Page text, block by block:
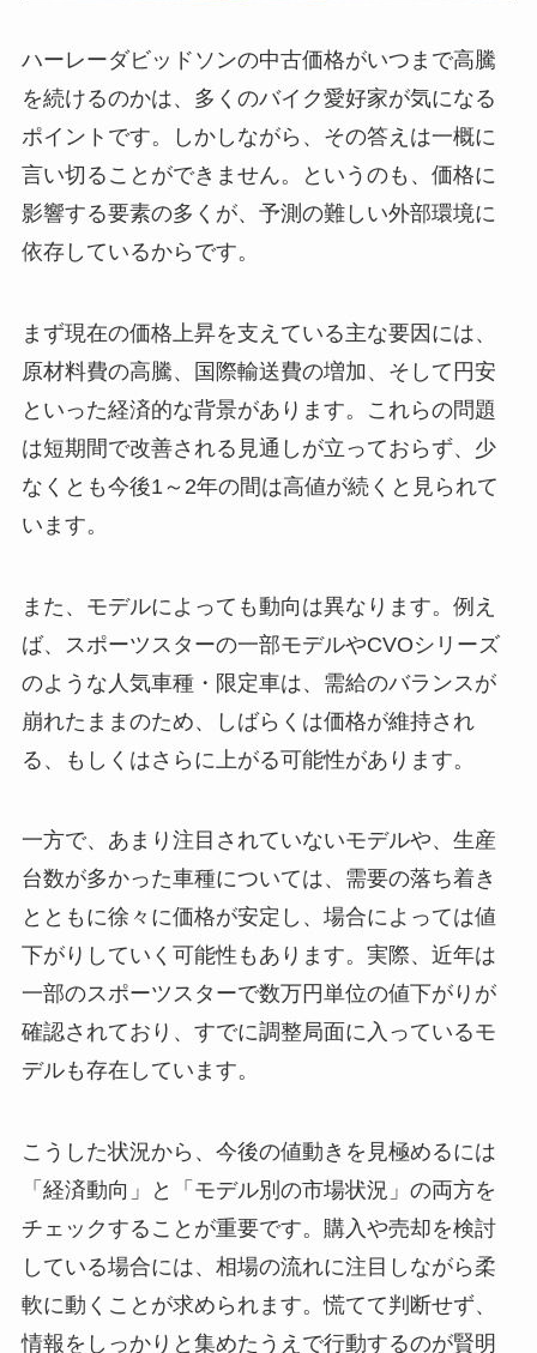
ハーレーダビッドソンの中古価格がいつまで高騰
を続けるのかは、多くのバイク愛好家が気になる
ポイントです。しかしながら、その答えは一概に
言い切ることができません。というのも、価格に
影響する要素の多くが、予測の難しい外部環境に
依存しているからです。
まず現在の価格上昇を支えている主な要因には、
原材料費の高騰、国際輸送費の増加、そして円安
といった経済的な背景があります。これらの問題
は短期間で改善される見通しが立っておらず、少
なくとも今後1～2年の間は高値が続くと見られて
います。
また、モデルによっても動向は異なります。例え
ば、スポーツスターの一部モデルやCVOシリーズ
のような人気車種・限定車は、需給のバランスが
崩れたままのため、しばらくは価格が維持され
る、もしくはさらに上がる可能性があります。
一方で、あまり注目されていないモデルや、生産
台数が多かった車種については、需要の落ち着き
とともに徐々に価格が安定し、場合によっては値
下がりしていく可能性もあります。実際、近年は
一部のスポーツスターで数万円単位の値下がりが
確認されており、すでに調整局面に入っているモ
デルも存在しています。
こうした状況から、今後の値動きを見極めるには
「経済動向」と「モデル別の市場状況」の両方を
チェックすることが重要です。購入や売却を検討
している場合には、相場の流れに注目しながら柔
軟に動くことが求められます。慌てて判断せず、
情報をしっかりと集めたうえで行動するのが賢明